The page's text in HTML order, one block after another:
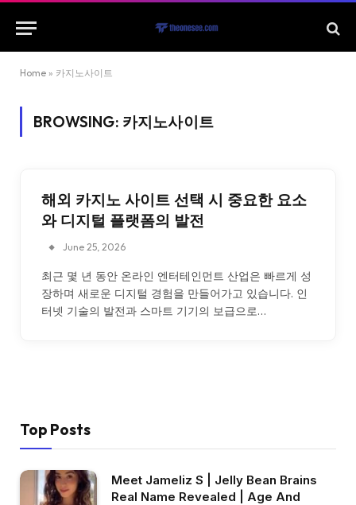
Home » 카지노사이트
BROWSING: 카지노사이트
해외 카지노 사이트 선택 시 중요한 요소
와 디지털 플랫폼의 발전
June 25, 2026
최근 몇 년 동안 온라인 엔터테인먼트 산업은 빠르게 성
장하며 새로운 디지털 경험을 만들어가고 있습니다. 인
터넷 기술의 발전과 스마트 기기의 보급으로…
Top Posts
Meet Jameliz S | Jelly Bean Brains
Real Name Revealed | Age And